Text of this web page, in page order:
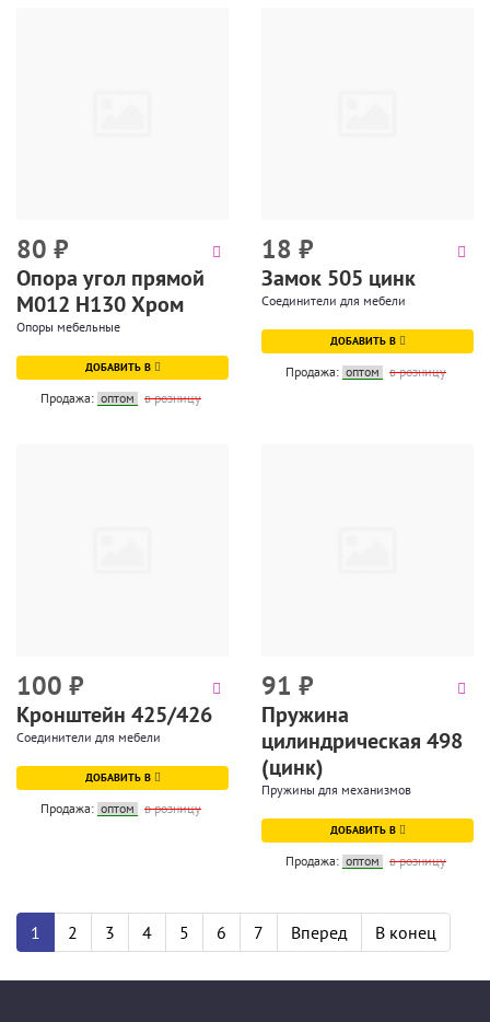
80 ₽
Опора угол прямой
М012 Н130 Хром
Опоры мебельные
ДОБАВИТЬ В
Продажа: оптом в розницу
18 ₽
Замок 505 цинк
Соединители для мебели
ДОБАВИТЬ В
Продажа: оптом в розницу
100 ₽
Кронштейн 425/426
Соединители для мебели
ДОБАВИТЬ В
Продажа: оптом в розницу
91 ₽
Пружина
цилиндрическая 498
(цинк)
Пружины для механизмов
ДОБАВИТЬ В
Продажа: оптом в розницу
1 2 3 4 5 6 7 Вперед В конец